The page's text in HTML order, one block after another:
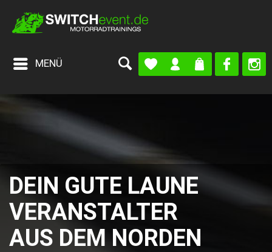
MENÜ
DEIN GUTE LAUNE
VERANSTALTER
AUS DEM NORDEN